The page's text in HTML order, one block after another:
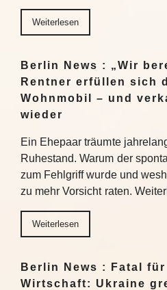
Weiterlesen
Berlin News : „Wir
Rentner erfüllen sich
Wohnmobil – und
wieder
Ein Ehepaar träumte
Ruhestand. Warum der
zum Fehlgriff wurde und
zu mehr Vorsicht raten.
Weiterlesen
Berlin News : Fatal
Wirtschaft: Ukraine